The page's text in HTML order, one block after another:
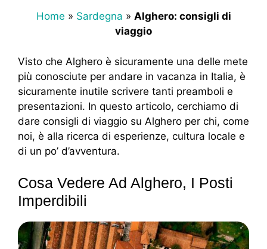
Home » Sardegna » Alghero: consigli di
viaggio
Visto che Alghero è sicuramente una delle mete
più conosciute per andare in vacanza in Italia, è
sicuramente inutile scrivere tanti preamboli e
presentazioni. In questo articolo, cerchiamo di
dare consigli di viaggio su Alghero per chi, come
noi, è alla ricerca di esperienze, cultura locale e
di un po’ d’avventura.
Cosa Vedere Ad Alghero, I Posti
Imperdibili